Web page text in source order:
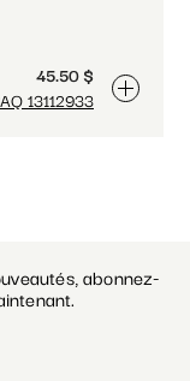
45.50 $
13112933
abonnez-